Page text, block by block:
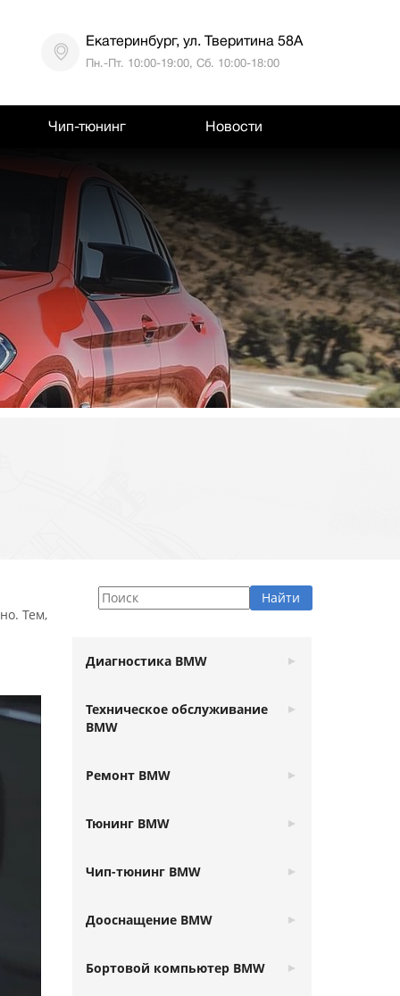
Екатеринбург, ул. Тверитина 58А
Пн.-Пт. 10:00-19:00, Сб. 10:00-18:00
Чип-тюнинг Новости
Тем,
Диагностика BMW
Техническое обслуживание
BMW
Ремонт BMW
Тюнинг BMW
Чип-тюнинг BMW
Дооснащение BMW
Бортовой компьютер BMW